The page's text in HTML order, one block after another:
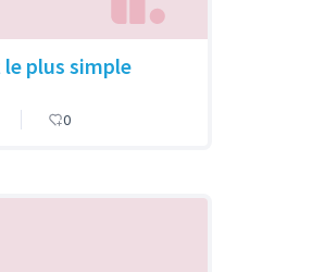
le plus simple
0